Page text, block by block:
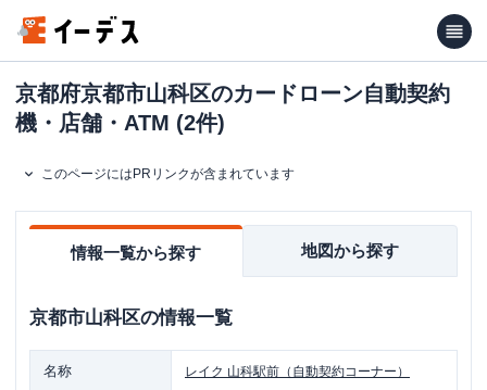
京都府京都市山科区のカードローン自動契約
機・店舗・ATM (2件)
このページにはPRリンクが含まれています
情報一覧から探す 地図から探す
京都市山科区の情報一覧
名称 レイク 山科駅前（自動契約コーナー）